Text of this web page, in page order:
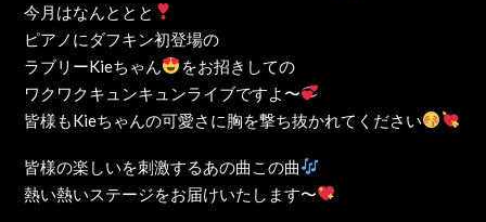
今月はなんととと
ピアノにダフキン初登場の
ラブリーKieちゃん
をお招きしての
ワクワクキュンキュンライブですよ〜
皆様もKieちゃんの可愛さに胸を撃ち抜かれてください
皆様の楽しいを刺激するあの曲この曲
熱い熱いステージをお届けいたします〜